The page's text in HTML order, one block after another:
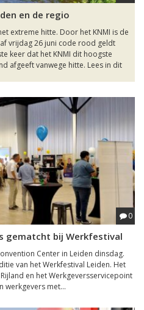
en de regio
extreme hitte. Door het KNMI is de
vrijdag 26 juni code rood geldt
keer dat het KNMI dit hoogste
afgeeft vanwege hitte. Lees in dit
0
gematcht bij Werkfestival
Center in Leiden dinsdag.
van het Werkfestival Leiden. Het
en het Werkgeversservicepoint
werkgevers met...